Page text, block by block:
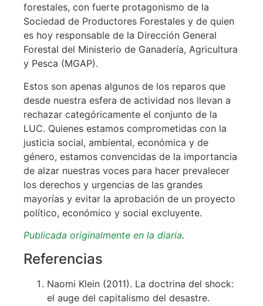
forestales, con fuerte protagonismo de la
Sociedad de Productores Forestales y de quien
es hoy responsable de la Dirección General
Forestal del Ministerio de Ganadería, Agricultura
y Pesca (MGAP).
Estos son apenas algunos de los reparos que
desde nuestra esfera de actividad nos llevan a
rechazar categóricamente el conjunto de la
LUC. Quienes estamos comprometidas con la
justicia social, ambiental, económica y de
género, estamos convencidas de la importancia
de alzar nuestras voces para hacer prevalecer
los derechos y urgencias de las grandes
mayorías y evitar la aprobación de un proyecto
político, económico y social excluyente.
Publicada originalmente en la diaria.
Referencias
Naomi Klein (2011). La doctrina del shock:
el auge del capitalismo del desastre.